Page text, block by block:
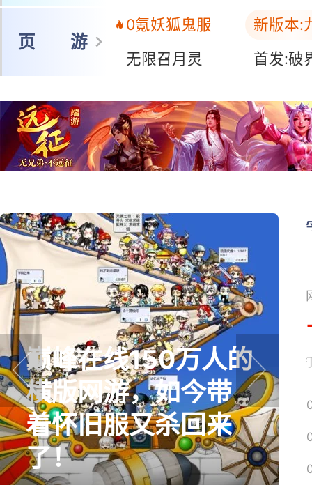
页 游
0氪妖狐鬼服
新版本:
无限召月灵
首发:破
盘点8月扎堆上线的
影游：玩家想扔核
弹，结果只能谈恋
爱？
prev next
网易搜